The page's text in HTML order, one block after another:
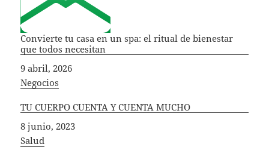
Convierte tu casa en un spa: el ritual de bienestar
que todos necesitan
Fecha
9 abril, 2026
In relation to
Negocios
TU CUERPO CUENTA Y CUENTA MUCHO
Fecha
8 junio, 2023
In relation to
Salud